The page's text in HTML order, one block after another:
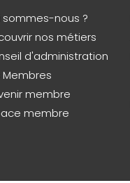
sommes-nous ?
nos métiers
d'administration
Membres
membre
membre